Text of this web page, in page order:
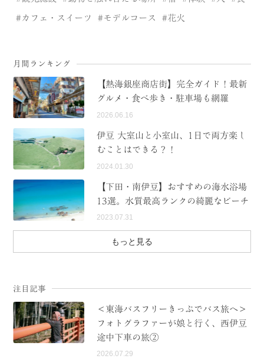
カフェ・スイーツ モデルコース 花火
月間ランキング
【熱海銀座商店街】完全ガイド！最新
グルメ・食べ歩き・駐車場も網羅
2026.06.16
伊豆 大室山と小室山、1日で両方楽し
むことはできる？！
2024.01.30
【下田・南伊豆】おすすめの海水浴場
13選。水質最高ランクの綺麗なビーチ
2023.07.31
もっと見る
注目記事
＜東海バスフリーきっぷでバス旅へ＞
フォトグラファーが娘と行く、西伊豆
途中下車の旅②
2026.07.29